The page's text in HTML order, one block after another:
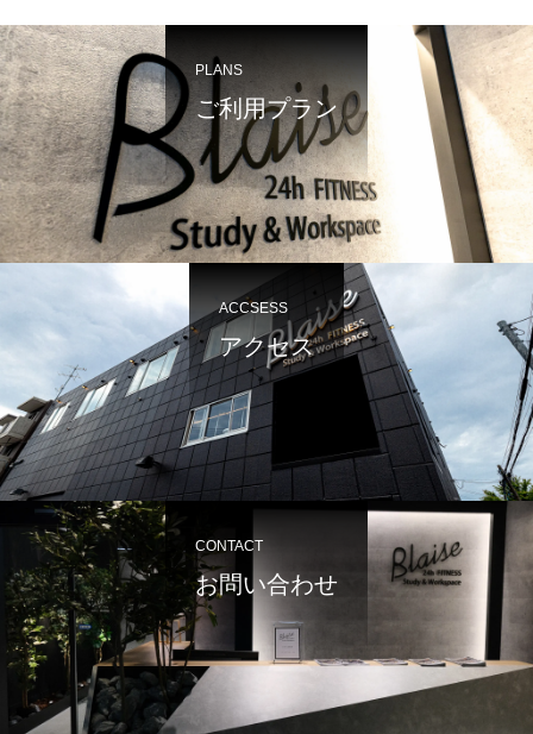
PLANS
ご利用プラン
ACCSESS
アクセス
CONTACT
お問い合わせ